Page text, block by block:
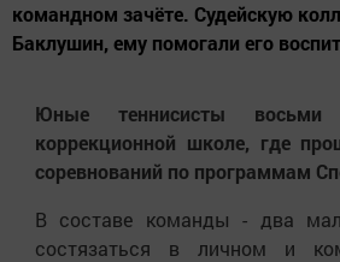
командном зачёте. Судейскую
Баклушин, ему помогали его
Юные теннисисты восьми
коррекционной школе, где
соревнований по программам
В составе команды - два
состязаться в личном и